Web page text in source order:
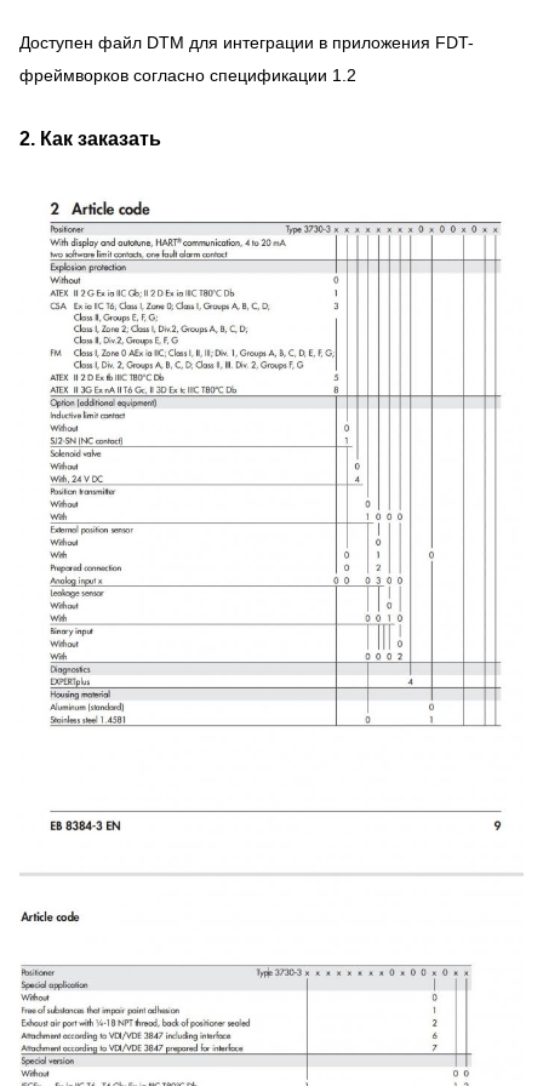
Доступен файл DTM для интеграции в приложения FDT-
фреймворков согласно спецификации 1.2
2. Как заказать